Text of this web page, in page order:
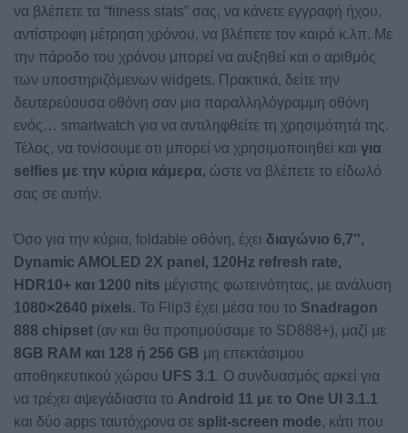
να βλέπετε τα “fitness stats” σας, να κάνετε εγγραφή ήχου,
αντίστροφη μέτρηση χρόνου, να βλέπετε τον καιρό κ.λπ. Με
την πάροδο του χρόνου μπορεί να αυξηθεί και ο αριθμός
των υποστηριζόμενων widgets. Πρακτικά, δείτε την
δευτερεύουσα οθόνη σαν μια παραλληλόγραμμη οθόνη
ενός… smartwatch για να αντιληφθείτε τη χρησιμότητά της.
Τέλος, να τονίσουμε οτι μπορεί να χρησιμοποιηθεί και για
selfies με την κύρια κάμερα, ώστε να βλέπετε το είδωλό
σας σε αυτήν.
Όσο για την κύρια, foldable οθόνη, έχει διαγώνιο 6,7″,
Dynamic AMOLED 2X panel, 120Hz refresh rate,
HDR10+ και 1200 nits μέγιστης φωτεινότητας, με ανάλυση
1080×2640 pixels. Το Flip3 έχει μέσα του το Snadragon
888 chipset (αν και θα προτιμούσαμε το SD888+), μαζί με
8GB RAM και 128 ή 256 GB μη επεκτάσιμου
αποθηκευτικού χώρου UFS 3.1. Ο συνδυασμός αρκεί για
να τρέχει αψεγάδιαστα το Android 11 με το One UI 3.1.1
και δύο apps ταυτόχρονα σε split-screen mode, κάτι που